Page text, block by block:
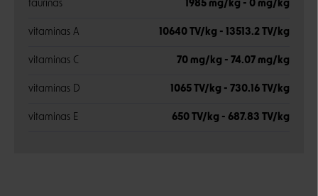
taurinas 1985 mg/kg - 0 mg/kg
vitaminas A 10640 TV/kg - 13513.2 TV/kg
vitaminas C 70 mg/kg - 74.07 mg/kg
vitaminas D 1065 TV/kg - 730.16 TV/kg
vitaminas E 650 TV/kg - 687.83 TV/kg